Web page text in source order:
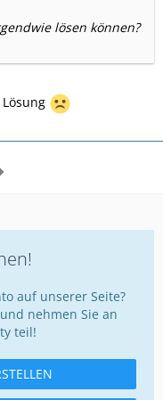
lösen können?
auf unserer Seite?
nehmen Sie an
teil!